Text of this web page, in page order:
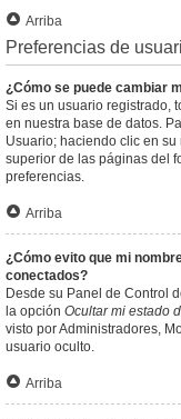
Arriba
Preferencias de
¿Cómo se puede cambiar
Si es un usuario registrado,
en nuestra base de datos.
Usuario; haciendo clic en
superior de las páginas del
preferencias.
Arriba
¿Cómo evito que mi
conectados?
Desde su Panel de Control
la opción Ocultar mi estado
visto por Administradores,
usuario oculto.
Arriba